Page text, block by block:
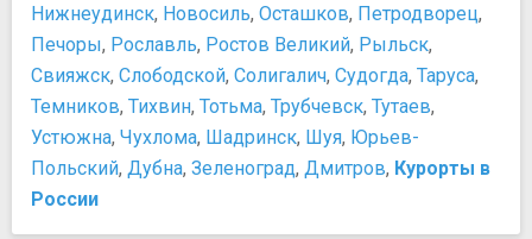
Нижнеудинск, Новосиль, Осташков, Петродворец,
Печоры, Рославль, Ростов Великий, Рыльск,
Свияжск, Слободской, Солигалич, Судогда, Таруса,
Темников, Тихвин, Тотьма, Трубчевск, Тутаев,
Устюжна, Чухлома, Шадринск, Шуя, Юрьев-
Польский, Дубна, Зеленоград, Дмитров, Курорты в
России